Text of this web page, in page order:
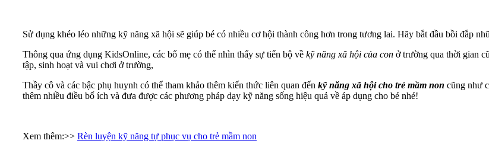
Sử dụng khéo léo những kỹ năng xã hội sẽ giúp bé có nhiều cơ hội thành công hơn trong tương lai. Hãy bắt đầu bồi đắp
Thông qua ứng dụng KidsOnline, các bố mẹ có thể nhìn thấy sự tiến bộ về kỹ năng xã hội của con ở trường qua thời gian
tập, sinh hoạt và vui chơi ở trường,
Thầy cô và các bậc phụ huynh có thể tham khảo thêm kiến thức liên quan đến kỹ năng xã hội cho trẻ mầm non cũng như
thêm nhiều điều bổ ích và đưa được các phương pháp dạy kỹ năng sống hiệu quả về áp dụng cho bé nhé!
Xem thêm:>> Rèn luyện kỹ năng tự phục vụ cho trẻ mầm non